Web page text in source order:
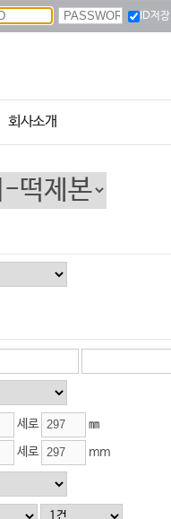
ID저장
회사소개
세로
㎜
세로 mm